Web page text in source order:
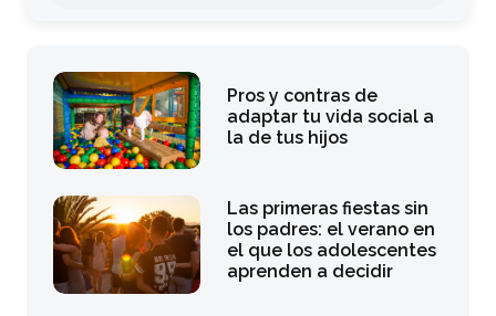
Pros y contras de
adaptar tu vida social a
la de tus hijos
Las primeras fiestas sin
los padres: el verano en
el que los adolescentes
aprenden a decidir